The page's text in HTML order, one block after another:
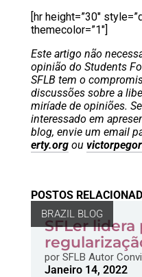
[hr height=”30″
themecolor=”1″]
Este artigo não
opinião do Students
SFLB tem o
discussões sobre a
miríade de opiniões.
interessado em
blog, envie um email
erty.orgou
POSTOS
BRAZIL BLOG
SFLer
porSFLB Autor
Janeiro 14, 2022